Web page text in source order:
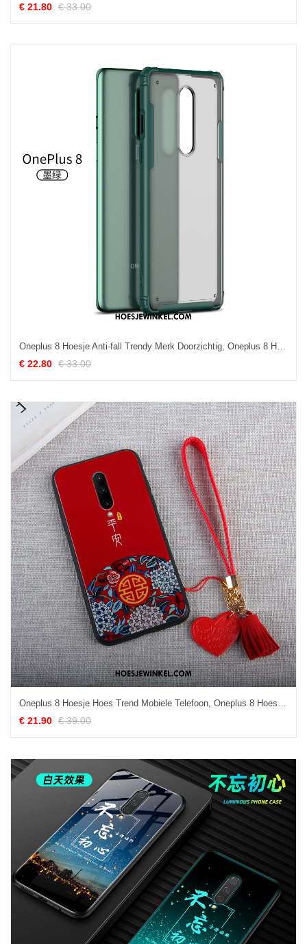
€ 21.80 € 33.00
Oneplus 8 Hoesje Anti-fall Trendy Merk Doorzichtig, Oneplus 8 Hoesje Zacht Nieuw
€ 22.80 € 33.00
Oneplus 8 Hoesje Hoes Trend Mobiele Telefoon, Oneplus 8 Hoesje Anti-fall Rood
€ 21.90 € 39.00